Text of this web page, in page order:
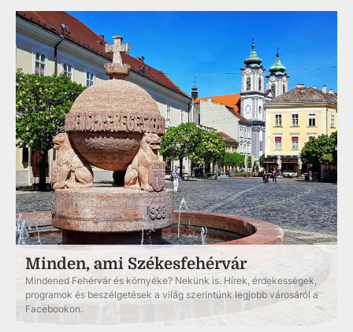
Minden, ami Székesfehérvár
Mindened Fehérvár és környéke? Nekünk is. Hírek, érdekességek,
programok és beszélgetések a világ szerintünk legjobb városáról a
Facebookon.